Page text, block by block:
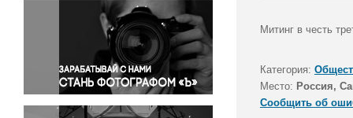
Окружающая среда
Политика
Правосудие
Происшествия и конфликты
Религия
Светская жизнь
Митинг в честь
Категория:
Место: Россия,
Сообщить об